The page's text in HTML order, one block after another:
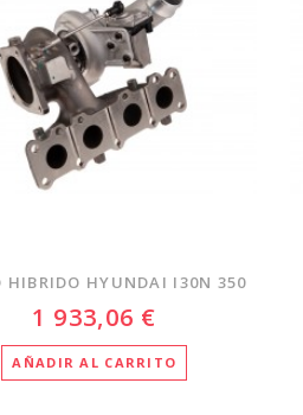
HIBRIDO HYUNDAI I30N 350
1 933,06 €
AÑADIR AL CARRITO